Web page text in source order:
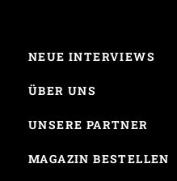
NEUE INTERVIEWS
ÜBER UNS
UNSERE PARTNER
MAGAZIN BESTELLEN